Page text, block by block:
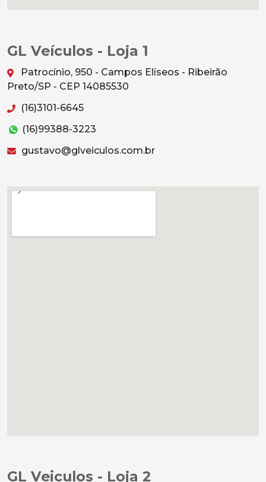
GL Veículos - Loja 1
Patrocínio, 950 - Campos Elíseos - Ribeirão
Preto/SP - CEP 14085530
(16)3101-6645
(16)99388-3223
gustavo@glveiculos.com.br
GL Veiculos - Loja 2